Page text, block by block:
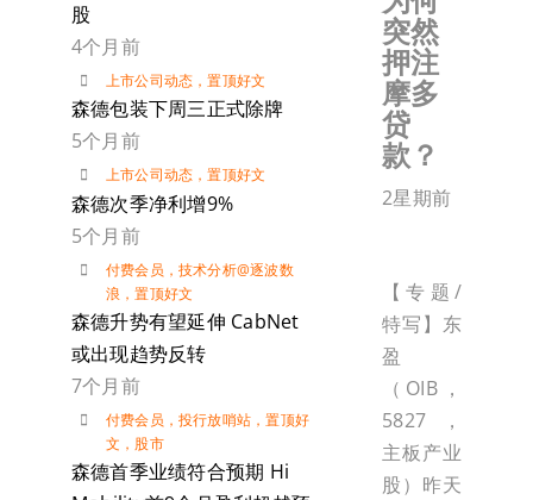
股
4个月前
上市公司动态 ，置顶好文
森德包装下周三正式除牌
5个月前
上市公司动态 ，置顶好文
森德次季净利增9%
5个月前
付费会员 ， 技术分析@逐波数
浪 ，置顶好文
森德升势有望延伸 CabNet
或出现趋势反转
7个月前
付费会员 ， 投行放哨站 ，置顶好
文 ， 股市
森德首季业绩符合预期 Hi
突然
押注
摩多
贷
款？
2星期前
【专题/
特写】东
盈
（OIB，
5827，
主板产业
股）昨天